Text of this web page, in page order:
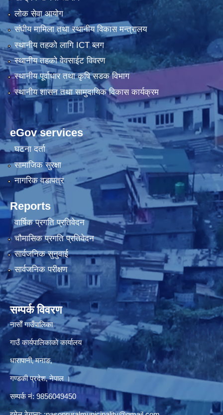
लोक सेवा आयोग
संघीय मामिला तथा स्थानीय विकास मन्त्रालय
स्थानीय तहको लागि ICT ब्लग
स्थानीय तहको वेवसाईट विवरण
स्थानीय पूर्वाधार तथा कृषि सडक विभाग
स्थानीय शासन तथा सामुदायिक विकास कार्यक्रम
eGov services
घटना दर्ता
सामाजिक सुरक्षा
नागरिक वडापत्र
Reports
वार्षिक प्रगति प्रतिवेदन
चौमासिक प्रगति प्रतिवेदन
सार्वजनिक सुनुवाई
सार्वजनिक परीक्षण
सम्पर्क विवरण
नासाेँ गाउँपालिका
गाउँ कार्यपालिकाकाे कार्यालय
धारापानी‚ मनाङ‚
गण्डकी प्रदेश‚ नेपाल ।
सम्पर्क न‌ं‍: 9856049450